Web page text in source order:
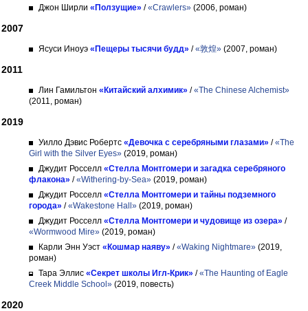
Джон Ширли «Ползущие» /«Crawlers» (2006, роман)
2007
Ясуси Иноуэ «Пещеры тысячи будд» /«敦煌» (2007, роман)
2011
Лин Гамильтон «Китайский алхимик» /«The Chinese Alchemist»
(2011, роман)
2019
Уилло Дэвис Робертс «Девочка с серебряными глазами» /«The
Girl with the Silver Eyes» (2019, роман)
Джудит Росселл «Стелла Монтгомери и загадка серебряного
флакона» /«Withering-by-Sea» (2019, роман)
Джудит Росселл «Стелла Монтгомери и тайны подземного
города» /«Wakestone Hall» (2019, роман)
Джудит Росселл «Стелла Монтгомери и чудовище из озера» /
«Wormwood Mire» (2019, роман)
Карли Энн Уэст «Кошмар наяву» /«Waking Nightmare» (2019,
роман)
Тара Эллис «Секрет школы Игл-Крик» /«The Haunting of Eagle
Creek Middle School» (2019, повесть)
2020